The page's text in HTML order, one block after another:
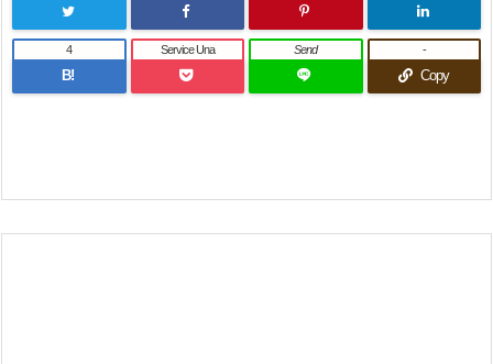
B!
4 Service Una Send
Copy
-